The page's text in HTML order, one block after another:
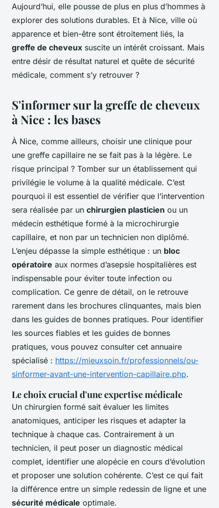
Aujourd’hui, elle pousse de plus en plus d’hommes à
explorer des solutions durables. Et à Nice, ville où
apparence et bien-être sont étroitement liés, la
greffe de cheveux suscite un intérêt croissant. Mais
entre désir de résultat naturel et quête de sécurité
médicale, comment s’y retrouver ?
S'informer sur la greffe de cheveux
à Nice : les bases
À Nice, comme ailleurs, choisir une clinique pour
une greffe capillaire ne se fait pas à la légère. Le
risque principal ? Tomber sur un établissement qui
privilégie le volume à la qualité médicale. C’est
pourquoi il est essentiel de vérifier que l’intervention
sera réalisée par un chirurgien plasticien ou un
médecin esthétique formé à la microchirurgie
capillaire, et non par un technicien non diplômé.
L’enjeu dépasse la simple esthétique : un bloc
opératoire aux normes d’asepsie hospitalières est
indispensable pour éviter toute infection ou
complication. Ce genre de détail, on le retrouve
rarement dans les brochures clinquantes, mais bien
dans les guides de bonnes pratiques. Pour identifier
les sources fiables et les guides de bonnes
pratiques, vous pouvez consulter cet annuaire
spécialisé : https://mieuxsoin.fr/professionnels/ou-
sinformer-avant-une-intervention-capillaire.php.
Le choix crucial d'une expertise médicale
Un chirurgien formé sait évaluer les limites
anatomiques, anticiper les risques et adapter la
technique à chaque cas. Contrairement à un
technicien, il peut poser un diagnostic médical
complet, identifier une alopécie en cours d’évolution
et proposer une solution cohérente. C’est ce qui fait
la différence entre un simple redessin de ligne et une
sécurité médicale optimale.